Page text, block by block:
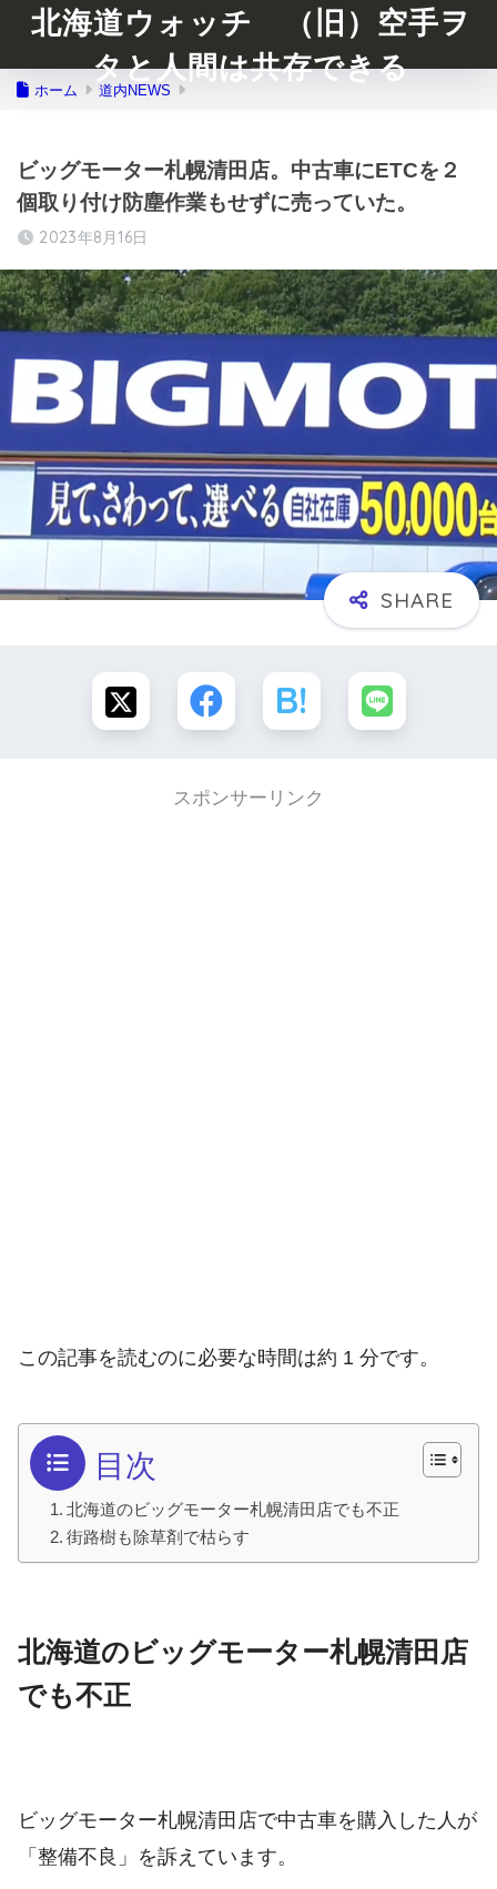
北海道ウォッチ （旧）空手ヲ
タと人間は共存できる
ホーム 道内NEWS
ビッグモーター札幌清田店。中古車にETCを２
個取り付け防塵作業もせずに売っていた。
2023年8月16日
スポンサーリンク
この記事を読むのに必要な時間は約 1 分です。
目次
北海道のビッグモーター札幌清田店でも不正
街路樹も除草剤で枯らす
北海道のビッグモーター札幌清田店
でも不正
ビッグモーター札幌清田店で中古車を購入した人が
「整備不良」を訴えています。